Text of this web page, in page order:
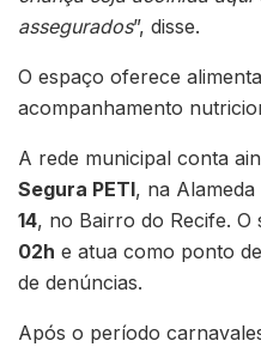
assegurados”, disse.
O espaço oferece
acompanhamento
A rede municipal conta
Segura PETI, na
14, no Bairro do Recife.
02h e atua como ponto
de denúncias.
Após o período